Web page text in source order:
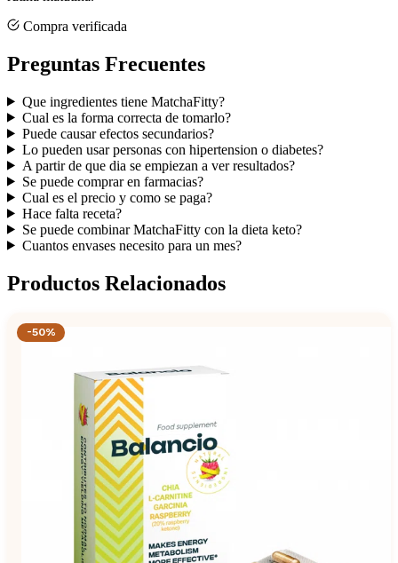
Compra verificada
Preguntas Frecuentes
Que ingredientes tiene MatchaFitty?
Cual es la forma correcta de tomarlo?
Puede causar efectos secundarios?
Lo pueden usar personas con hipertension o diabetes?
A partir de que dia se empiezan a ver resultados?
Se puede comprar en farmacias?
Cual es el precio y como se paga?
Hace falta receta?
Se puede combinar MatchaFitty con la dieta keto?
Cuantos envases necesito para un mes?
Productos Relacionados
-50%